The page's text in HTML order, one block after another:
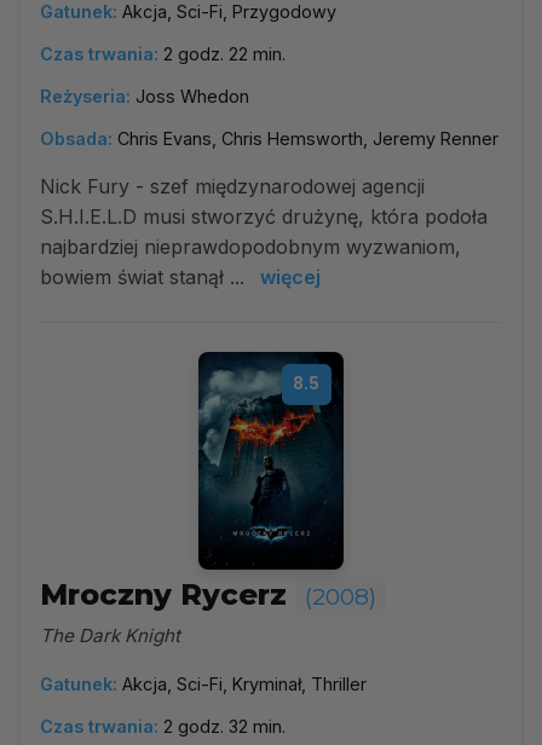
Gatunek: Akcja, Sci-Fi, Przygodowy
Czas trwania: 2 godz. 22 min.
Reżyseria: Joss Whedon
Obsada: Chris Evans, Chris Hemsworth, Jeremy Renner
Nick Fury - szef międzynarodowej agencji
S.H.I.E.L.D musi stworzyć drużynę, która podoła
najbardziej nieprawdopodobnym wyzwaniom,
bowiem świat stanął ...
więcej
8.5
Mroczny Rycerz (2008)
The Dark Knight
Gatunek: Akcja, Sci-Fi, Kryminał, Thriller
Czas trwania: 2 godz. 32 min.